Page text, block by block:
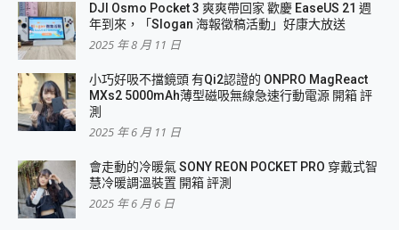
DJI Osmo Pocket 3 爽爽帶回家 歡慶 EaseUS 21 週
年到來，「Slogan 海報徵稿活動」好康大放送
2025 年 8 月 11 日
小巧好吸不擋鏡頭 有Qi2認證的 ONPRO MagReact
MXs2 5000mAh薄型磁吸無線急速行動電源 開箱 評
測
2025 年 6 月 11 日
會走動的冷暖氣 SONY REON POCKET PRO 穿戴式智
慧冷暖調溫裝置 開箱 評測
2025 年 6 月 6 日